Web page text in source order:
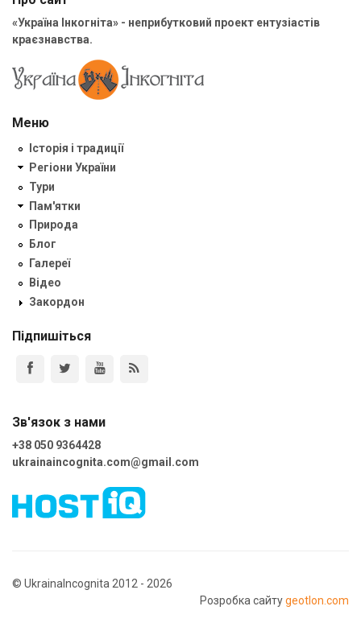
«Україна Інкогніта» - неприбутковий проект ентузіастів
краєзнавства.
Меню
Історія і традиції
Регіони України
Тури
Пам'ятки
Природа
Блог
Галереї
Відео
Закордон
Підпишіться
Зв'язок з нами
+38 050 9364428
ukrainaincognita.com@gmail.com
© UkrainaIncognita 2012 - 2026
Розробка сайтуgeotlon.com